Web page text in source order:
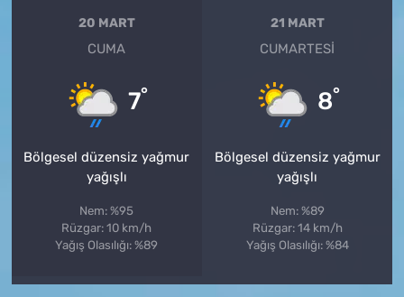
20 MART
CUMA
7°
Bölgesel düzensiz yağmur
yağışlı
Nem: %95
Rüzgar: 10 km/h
Yağış Olasılığı: %89
21 MART
CUMARTESI
8°
Bölgesel düzensiz yağmur
yağışlı
Nem: %89
Rüzgar: 14 km/h
Yağış Olasılığı: %84